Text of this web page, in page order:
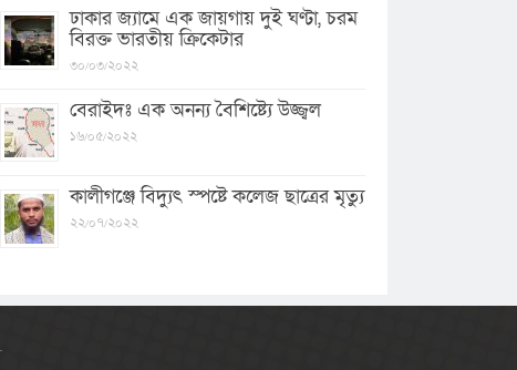
ঢাকার জ্যামে এক জায়গায় দুই ঘণ্টা, চরম
বিরক্ত ভারতীয় ক্রিকেটার
৩০/০৩/২০২২
বেরাইদঃ এক অনন্য বৈশিষ্ট্যে উজ্জ্বল
১৬/০৫/২০২২
কালীগঞ্জে বিদ্যুৎ স্পষ্টে কলেজ ছাত্রের মৃত্যু
২২/০৭/২০২২